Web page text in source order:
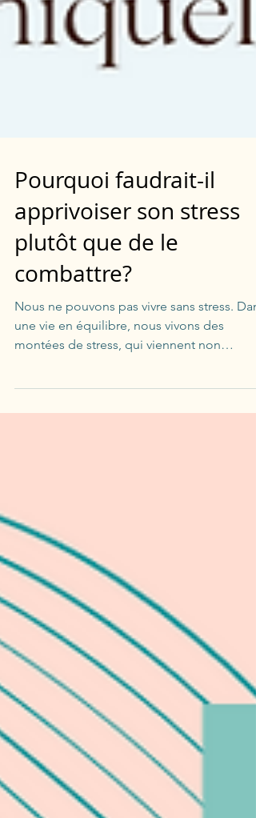
Pourquoi faudrait-il
apprivoiser son stress
plutôt que de le
combattre?
Nous ne pouvons pas vivre sans stress.
une vie en équilibre, nous vivons des